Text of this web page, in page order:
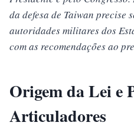
da defesa de Taiwan precise
autoridades militares dos
com as recomendações ao
Origem da Lei e
Articuladores